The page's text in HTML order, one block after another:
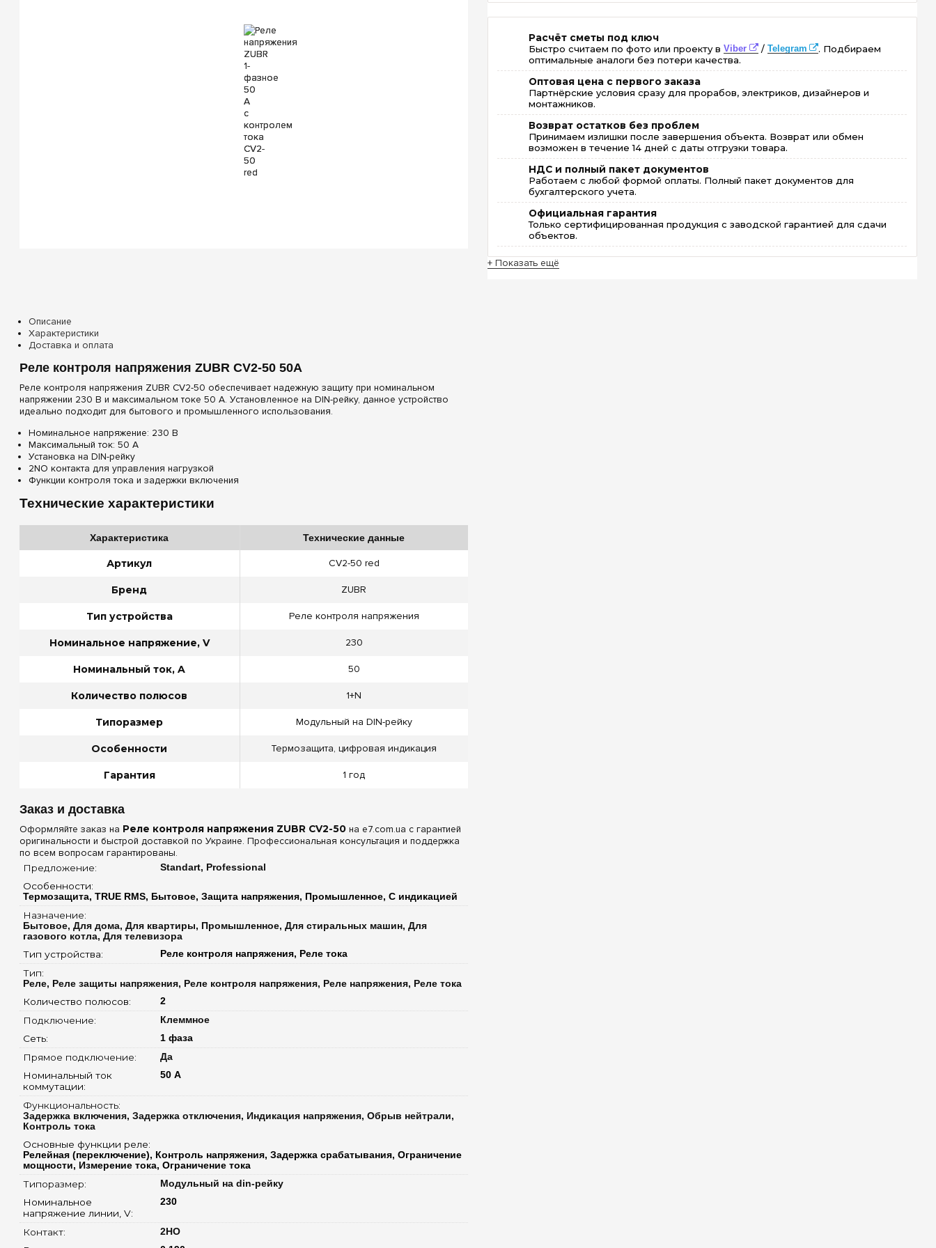
Расчёт сметы под ключ
Быстро считаем по фото или проекту вViber / Telegram
. Подбираем
оптимальные аналоги без потери качества.
Оптовая цена с первого заказа
Партнёрские условия сразу для прорабов, электриков, дизайнеров и
монтажников.
Возврат остатков без проблем
Принимаем излишки после завершения объекта. Возврат или обмен
возможен в течение 14 дней с даты отгрузки товара.
НДС и полный пакет документов
Работаем с любой формой оплаты. Полный пакет документов для
бухгалтерского учета.
Официальная гарантия
Только сертифицированная продукция с заводской гарантией для сдачи
объектов.
+ Показать ещё
Описание
Характеристики
Доставка и оплата
Реле контроля напряжения ZUBR CV2-50 50A
Реле контроля напряжения ZUBR CV2-50 обеспечивает надежную защиту при номинальном
напряжении 230 В и максимальном токе 50 А. Установленное на DIN-рейку, данное устройство
идеально подходит для бытового и промышленного использования.
Номинальное напряжение: 230 В
Максимальный ток: 50 А
Установка на DIN-рейку
2NO контакта для управления нагрузкой
Функции контроля тока и задержки включения
Технические характеристики
Характеристика Технические данные
Артикул CV2-50 red
Бренд ZUBR
Тип устройства Реле контроля напряжения
Номинальное напряжение, V 230
Номинальный ток, A 50
Количество полюсов 1+N
Типоразмер Модульный на DIN-рейку
Особенности Термозащита, цифровая индикация
Гарантия 1 год
Заказ и доставка
Оформляйте заказ на Реле контроля напряжения ZUBR CV2-50на e7.com.ua с гарантией
оригинальности и быстрой доставкой по Украине. Профессиональная консультация и поддержка
по всем вопросам гарантированы.
Предложение: Standart, Professional
Особенности:
Термозащита, TRUE RMS, Бытовое, Защита напряжения, Промышленное, С индикацией
Назначение:
Бытовое, Для дома, Для квартиры, Промышленное, Для стиральных машин, Для
газового котла, Для телевизора
Тип устройства: Реле контроля напряжения, Реле тока
Тип:
Реле, Реле защиты напряжения, Реле контроля напряжения, Реле напряжения, Реле тока
Количество полюсов: 2
Подключение: Клеммное
Сеть: 1 фаза
Прямое подключение: Да
Номинальный ток
коммутации:
50 А
Функциональность:
Задержка включения, Задержка отключения, Индикация напряжения, Обрыв нейтрали,
Контроль тока
Основные функции реле:
Релейная (переключение), Контроль напряжения, Задержка срабатывания, Ограничение
мощности, Измерение тока, Ограничение тока
Типоразмер: Модульный на din-рейку
Номинальное
напряжение линии, V:
230
Контакт: 2НО